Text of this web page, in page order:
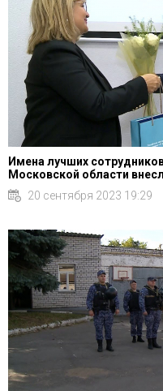
Имена лучших
Московской области
20 сентября 2023 19:29